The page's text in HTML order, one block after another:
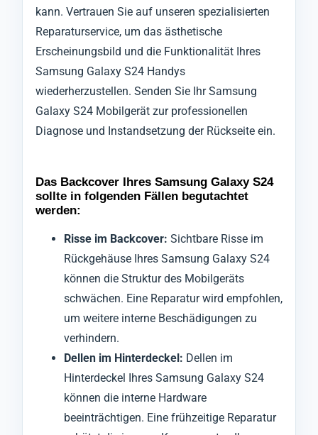
kann. Vertrauen Sie auf unseren spezialisierten
Reparaturservice, um das ästhetische
Erscheinungsbild und die Funktionalität Ihres
Samsung Galaxy S24 Handys
wiederherzustellen. Senden Sie Ihr Samsung
Galaxy S24 Mobilgerät zur professionellen
Diagnose und Instandsetzung der Rückseite ein.
Das Backcover Ihres Samsung Galaxy S24
sollte in folgenden Fällen begutachtet
werden:
Risse im Backcover: Sichtbare Risse im
Rückgehäuse Ihres Samsung Galaxy S24
können die Struktur des Mobilgeräts
schwächen. Eine Reparatur wird empfohlen,
um weitere interne Beschädigungen zu
verhindern.
Dellen im Hinterdeckel: Dellen im
Hinterdeckel Ihres Samsung Galaxy S24
können die interne Hardware
beeinträchtigen. Eine frühzeitige Reparatur